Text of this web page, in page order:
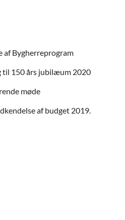
af Bygherreprogram
til 150 års jubilæum 2020
møde
af budget 2019.